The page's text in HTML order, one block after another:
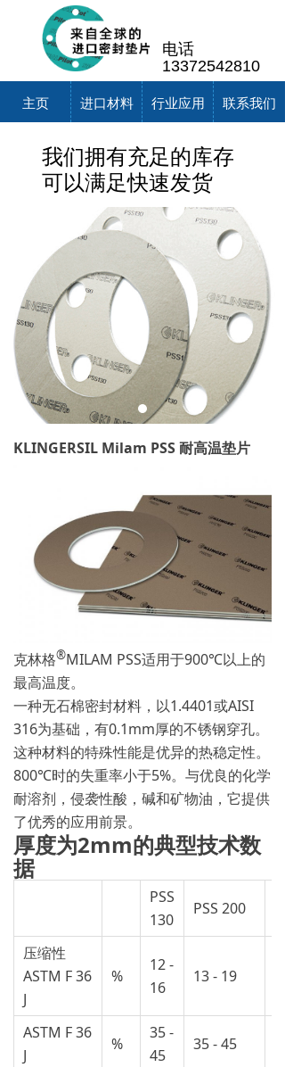
电话
13372542810
主页 进口材料 行业应用 联系我们
KLINGERSIL Milam PSS 耐高温垫片
克林格®MILAM PSS适用于900℃以上的
最高温度。
一种无石棉密封材料，以1.4401或AISI
316为基础，有0.1mm厚的不锈钢穿孔。
这种材料的特殊性能是优异的热稳定性。
800℃时的失重率小于5%。与优良的化学
耐溶剂，侵袭性酸，碱和矿物油，它提供
了优秀的应用前景。
厚度为2mm的典型技术数
据
PSS
130
PSS 200
压缩性
ASTM F 36
J
%
12 -
16
13 - 19
ASTM F 36
J
%
35 -
45
35 - 45
我们拥有充足的库存
可以满足快速发货